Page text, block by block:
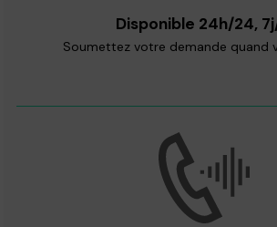
Disponible 24h/24,
Soumettez votre demande quand